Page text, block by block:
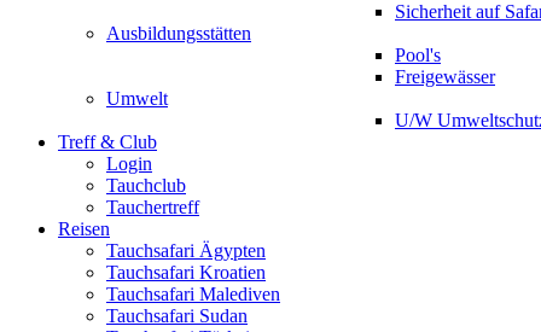
Sicherheit auf
Ausbildungsstätten
Pool's
Freigewässer
Umwelt
U/W
Treff & Club
Login
Tauchclub
Tauchertreff
Reisen
Tauchsafari Ägypten
Tauchsafari Kroatien
Tauchsafari Malediven
Tauchsafari Sudan